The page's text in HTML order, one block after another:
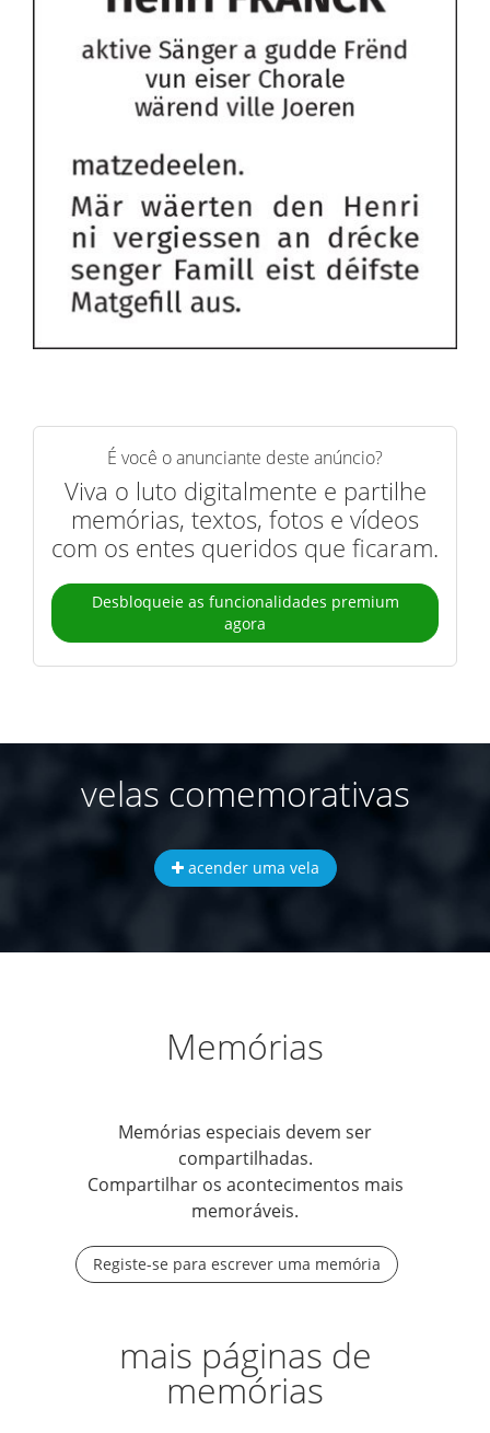
É você o anunciante deste anúncio?
Viva o luto digitalmente e partilhe
memórias, textos, fotos e vídeos
com os entes queridos que ficaram.
Desbloqueie as funcionalidades premium
agora
velas comemorativas
acender uma vela
Memórias
Memórias especiais devem ser
compartilhadas.
Compartilhar os acontecimentos mais
memoráveis.
Registe-se para escrever uma memória
mais páginas de
memórias